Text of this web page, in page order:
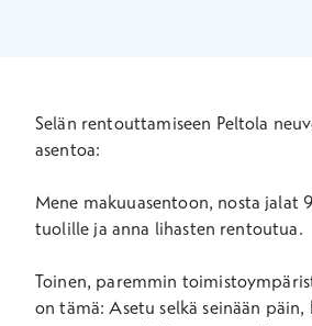
Selän rentouttamiseen Peltola
asentoa:
Mene makuuasentoon, nosta jalat
tuolille ja anna lihasten rentoutua.
Toinen, paremmin
on tämä: Asetu selkä seinään päin,